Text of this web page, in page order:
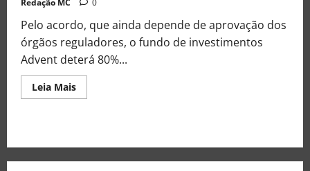
Redação MC 0
Pelo acordo, que ainda depende de aprovação dos
órgãos reguladores, o fundo de investimentos
Advent deterá 80%...
Leia Mais